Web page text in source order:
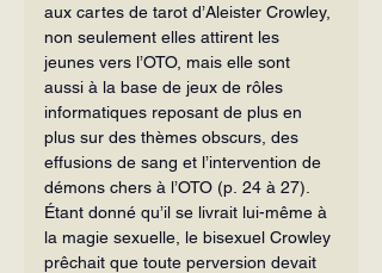
aux cartes de tarot d’Aleister Crowley,
non seulement elles attirent les
jeunes vers l’OTO, mais elle sont
aussi à la base de jeux de rôles
informatiques reposant de plus en
plus sur des thèmes obscurs, des
effusions de sang et l’intervention de
démons chers à l’OTO (p. 24 à 27).
Étant donné qu’il se livrait lui-même à
la magie sexuelle, le bisexuel Crowley
prêchait que toute perversion devait